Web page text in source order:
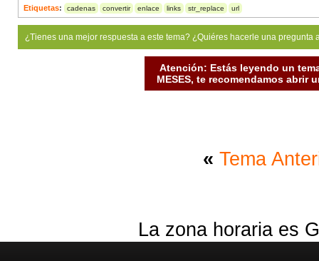
Etiquetas: cadenas convertir enlace links str_replace url
¿Tienes una mejor respuesta a este tema? ¿Quiéres hacerle una
Atención: Estás leyendo un
MESES, te recomendamos abrir
« Tema
La zona horaria es